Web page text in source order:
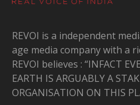
REVOI is a independent
age media company with a
REVOI believes : “INFACT
EARTH IS ARGUABLY A
ORGANISATION ON THIS